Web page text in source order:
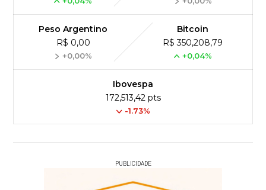
Peso Argentino
R$ 0,00
+0,00%
Bitcoin
R$ 350,208,79
+0,04%
Ibovespa
172,513,42 pts
-1.73%
PUBLICIDADE